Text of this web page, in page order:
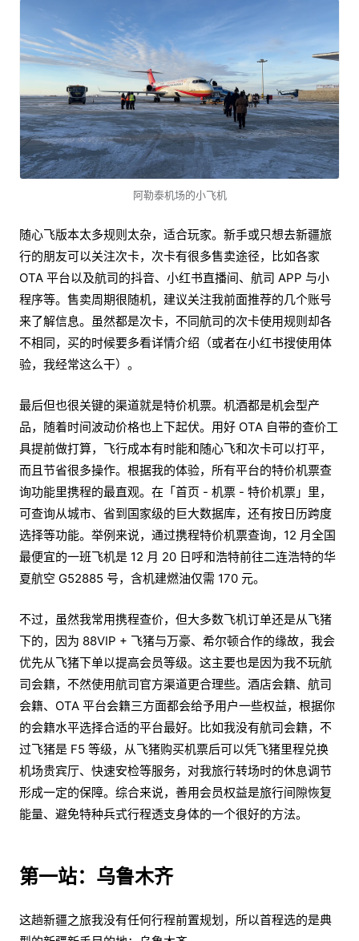
阿勒泰机场的小飞机
随心飞版本太多规则太杂，适合玩家。新手或只想去新疆旅
行的朋友可以关注次卡，次卡有很多售卖途径，比如各家
OTA 平台以及航司的抖音、小红书直播间、航司 APP 与小
程序等。售卖周期很随机，建议关注我前面推荐的几个账号
来了解信息。虽然都是次卡，不同航司的次卡使用规则却各
不相同，买的时候要多看详情介绍（或者在小红书搜使用体
验，我经常这么干）。
最后但也很关键的渠道就是特价机票。机酒都是机会型产
品，随着时间波动价格也上下起伏。用好 OTA 自带的查价工
具提前做打算，飞行成本有时能和随心飞和次卡可以打平，
而且节省很多操作。根据我的体验，所有平台的特价机票查
询功能里携程的最直观。在「首页 - 机票 - 特价机票」里，
可查询从城市、省到国家级的巨大数据库，还有按日历跨度
选择等功能。举例来说，通过携程特价机票查询，12 月全国
最便宜的一班飞机是 12 月 20 日呼和浩特前往二连浩特的华
夏航空 G52885 号，含机建燃油仅需 170 元。
不过，虽然我常用携程查价，但大多数飞机订单还是从飞猪
下的，因为 88VIP + 飞猪与万豪、希尔顿合作的缘故，我会
优先从飞猪下单以提高会员等级。这主要也是因为我不玩航
司会籍，不然使用航司官方渠道更合理些。酒店会籍、航司
会籍、OTA 平台会籍三方面都会给予用户一些权益，根据你
的会籍水平选择合适的平台最好。比如我没有航司会籍，不
过飞猪是 F5 等级，从飞猪购买机票后可以凭飞猪里程兑换
机场贵宾厅、快速安检等服务，对我旅行转场时的休息调节
形成一定的保障。综合来说，善用会员权益是旅行间隙恢复
能量、避免特种兵式行程透支身体的一个很好的方法。
第一站：乌鲁木齐
这趟新疆之旅我没有任何行程前置规划，所以首程选的是典